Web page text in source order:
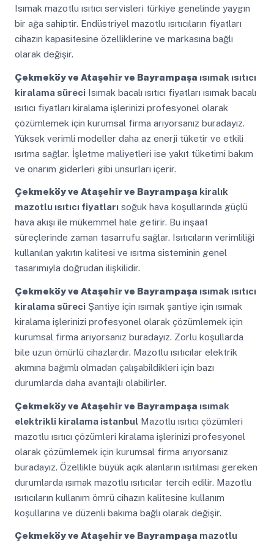
Isımak mazotlu ısıtıcı servisleri türkiye genelinde yaygın
bir ağa sahiptir. Endüstriyel mazotlu ısıtıcıların fiyatları
cihazın kapasitesine özelliklerine ve markasına bağlı
olarak değişir.
Çekmeköy ve Ataşehir ve Bayrampaşa ısımak ısıtıcı
kiralama süreciIsımak bacalı ısıtıcı fiyatları ısımak bacalı
ısıtıcı fiyatları kiralama işlerinizi profesyonel olarak
çözümlemek için kurumsal firma arıyorsanız buradayız.
Yüksek verimli modeller daha az enerji tüketir ve etkili
ısıtma sağlar. İşletme maliyetleri ise yakıt tüketimi bakım
ve onarım giderleri gibi unsurları içerir.
Çekmeköy ve Ataşehir ve Bayrampaşa kiralık
mazotlu ısıtıcı fiyatlarısoğuk hava koşullarında güçlü
hava akışı ile mükemmel hale getirir. Bu inşaat
süreçlerinde zaman tasarrufu sağlar. Isıtıcıların verimliliği
kullanılan yakıtın kalitesi ve ısıtma sisteminin genel
tasarımıyla doğrudan ilişkilidir.
Çekmeköy ve Ataşehir ve Bayrampaşa ısımak ısıtıcı
kiralama süreciŞantiye için ısımak şantiye için ısımak
kiralama işlerinizi profesyonel olarak çözümlemek için
kurumsal firma arıyorsanız buradayız. Zorlu koşullarda
bile uzun ömürlü cihazlardır. Mazotlu ısıtıcılar elektrik
akımına bağımlı olmadan çalışabildikleri için bazı
durumlarda daha avantajlı olabilirler.
Çekmeköy ve Ataşehir ve Bayrampaşa ısımak
elektrikli kiralama istanbulMazotlu ısıtıcı çözümleri
mazotlu ısıtıcı çözümleri kiralama işlerinizi profesyonel
olarak çözümlemek için kurumsal firma arıyorsanız
buradayız. Özellikle büyük açık alanların ısıtılması gereken
durumlarda ısımak mazotlu ısıtıcılar tercih edilir. Mazotlu
ısıtıcıların kullanım ömrü cihazın kalitesine kullanım
koşullarına ve düzenli bakıma bağlı olarak değişir.
Çekmeköy ve Ataşehir ve Bayrampaşa mazotlu